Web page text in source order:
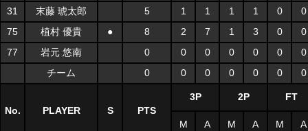
31
末藤 琥太郎 5 1 1 1 1 0
0
75
植村 優貴 ● 8 2 7 1 3 0
0
77
岩元 悠南 0 0 0 0 0 0
0
チーム
0 0 0 0 0 0 0
No. PLAYER S PTS
3P 2P FT
M A M A M A